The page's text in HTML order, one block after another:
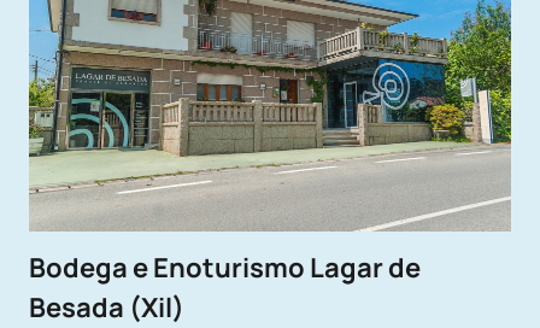
Bodega e Enoturismo Lagar de
Besada (Xil)